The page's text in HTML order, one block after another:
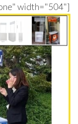
width="504"]